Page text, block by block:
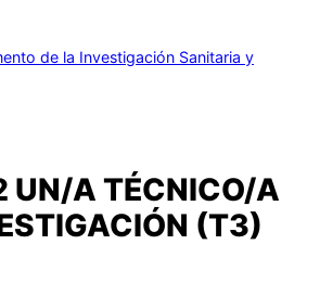
de la Investigación Sanitaria y
A TÉCNICO/A
(T3)